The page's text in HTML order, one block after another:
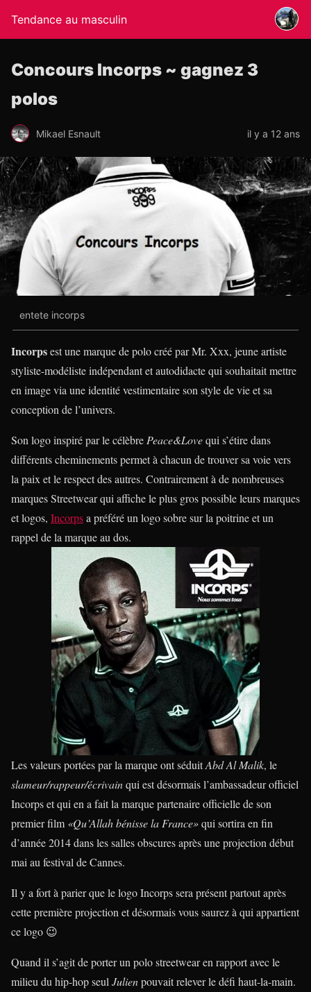
Tendance au masculin
Concours Incorps ~ gagnez 3
polos
Mikael Esnault il y a 12 ans
entete incorps
Incorpsest une marque de polo créé par Mr. Xxx, jeune artiste
styliste-modéliste indépendant et autodidacte qui souhaitait mettre
en image via une identité vestimentaire son style de vie et sa
conception de l’univers.
Son logo inspiré par le célèbre Peace&Lovequi s’étire dans
différents cheminements permet à chacun de trouver sa voie vers
la paix et le respect des autres. Contrairement à de nombreuses
marques Streetwear qui affiche le plus gros possible leurs marques
et logos, Incorpsa préféré un logo sobre sur la poitrine et un
rappel de la marque au dos.
Les valeurs portées par la marque ont séduitAbd Al Malik, le
slameur/rappeur/écrivainqui est désormais l’ambassadeur officiel
Incorps et qui en a fait la marque partenaire officielle de son
premier film «Qu’Allah bénisse la France»qui sortira en fin
d’année 2014 dans les salles obscures après une projection début
mai au festival de Cannes.
Il y a fort à parier que le logo Incorps sera présent partout après
cette première projection et désormais vous saurez à qui appartient
ce logo 😉
Quand il s’agit de porter un polo streetwear en rapport avec le
milieu du hip-hop seul Julienpouvait relever le défi haut-la-main.